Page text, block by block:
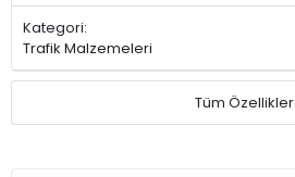
Kategori:
Trafik Malzemeleri
Tüm Özellikler